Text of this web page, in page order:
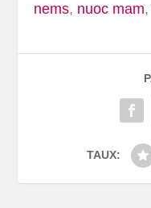
nems, nuoc mam,
TAUX: